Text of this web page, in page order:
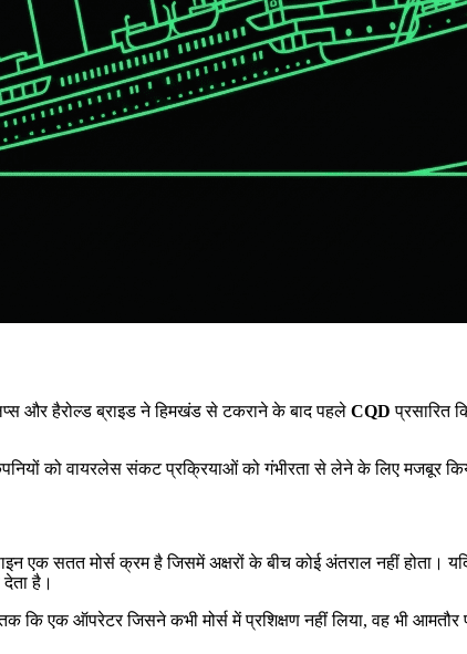
और हैरोल्ड ब्राइड ने हिमखंड से टकराने के बाद पहले CQD प्रसारित
को वायरलेस संकट प्रक्रियाओं को गंभीरता से लेने के लिए मजबूर
एक सतत मोर्स क्रम है जिसमें अक्षरों के बीच कोई अंतराल नहीं
है।
तक कि एक ऑपरेटर जिसने कभी मोर्स में प्रशिक्षण नहीं लिया, वह भी